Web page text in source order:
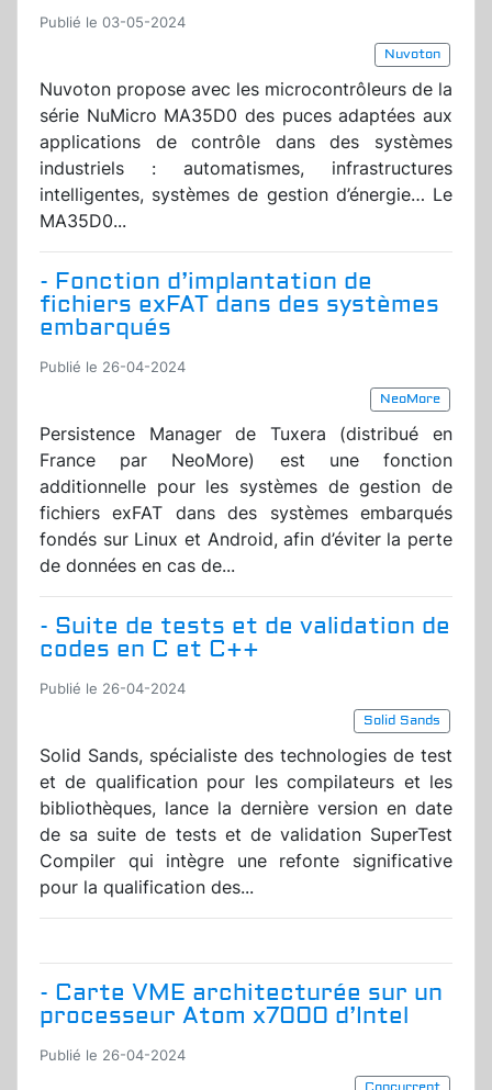
Publié le 03-05-2024
Nuvoton
Nuvoton propose avec les microcontrôleurs de la
série NuMicro MA35D0 des puces adaptées aux
applications de contrôle dans des systèmes
industriels : automatismes, infrastructures
intelligentes, systèmes de gestion d’énergie… Le
MA35D0...
- Fonction d’implantation de
fichiers exFAT dans des systèmes
embarqués
Publié le 26-04-2024
NeoMore
Persistence Manager de Tuxera (distribué en
France par NeoMore) est une fonction
additionnelle pour les systèmes de gestion de
fichiers exFAT dans des systèmes embarqués
fondés sur Linux et Android, afin d’éviter la perte
de données en cas de...
- Suite de tests et de validation de
codes en C et C++
Publié le 26-04-2024
Solid Sands
Solid Sands, spécialiste des technologies de test
et de qualification pour les compilateurs et les
bibliothèques, lance la dernière version en date
de sa suite de tests et de validation SuperTest
Compiler qui intègre une refonte significative
pour la qualification des...
- Carte VME architecturée sur un
processeur Atom x7000 d’Intel
Publié le 26-04-2024